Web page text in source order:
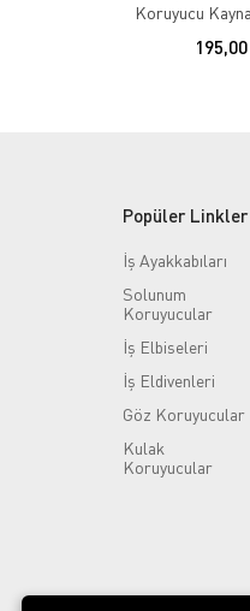
Koruyucu
Kapalı İş195,00
Popüler Linkler
İş Ayakkabıları
Solunum
Koruyucular
İş Elbiseleri
İş Eldivenleri
Göz Koruyucular
Kulak
Koruyucular